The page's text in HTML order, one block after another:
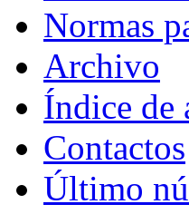
Normas
Archivo
Índice de
Contactos
Último